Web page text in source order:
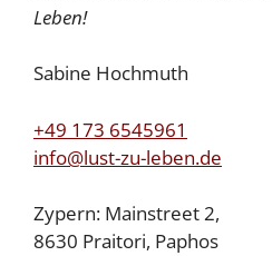
Leben!
Sabine Hochmuth
+49 173 6545961
info@lust-zu-leben.de
Zypern: Mainstreet 2,
8630 Praitori, Paphos